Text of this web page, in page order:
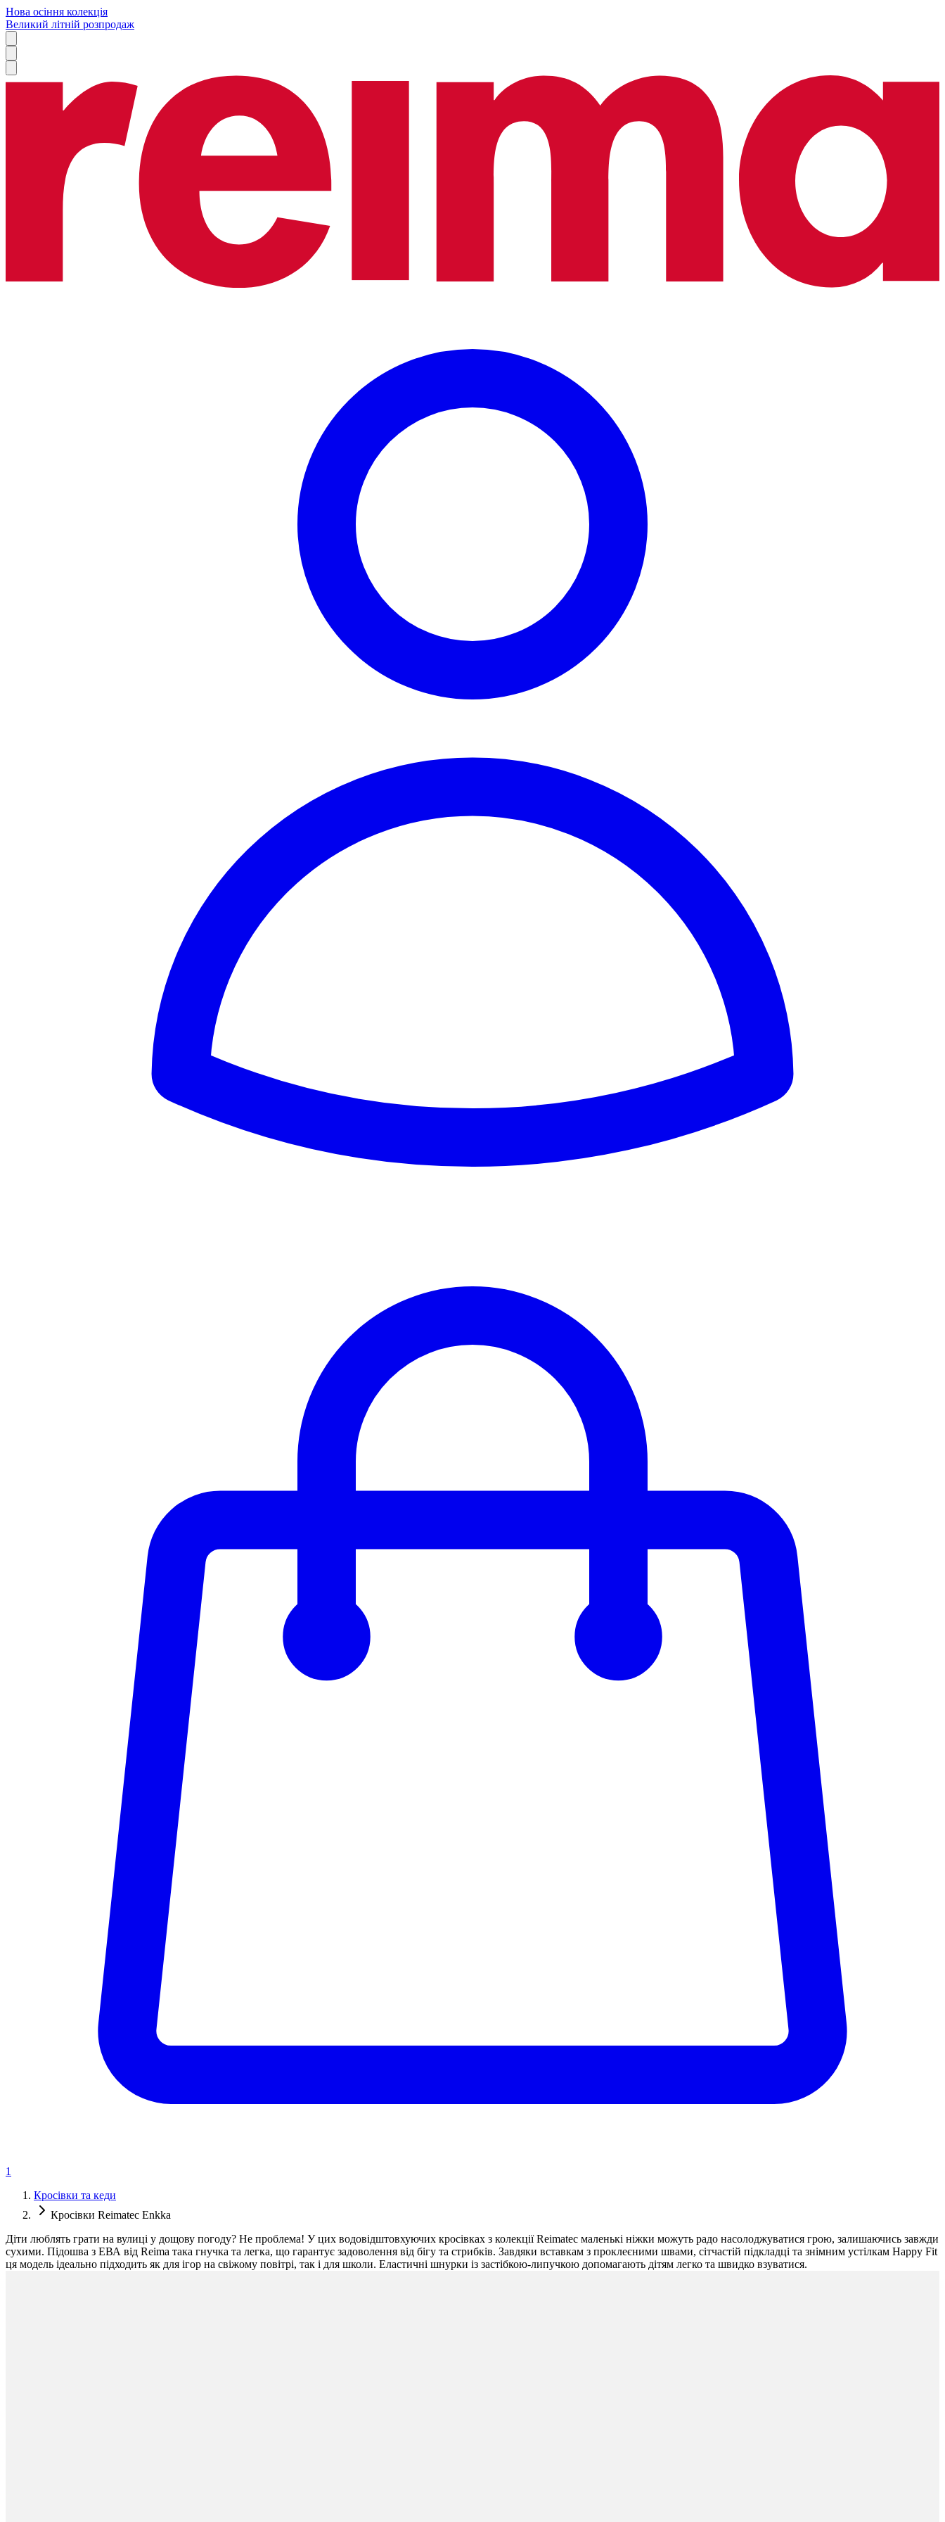
Нова осіння колекція
Великий літній розпродаж
1
Кросівки та кеди
Кросівки Reimatec Enkka
Діти люблять грати на вулиці у дощову погоду? Не проблема! У цих водовідштовхуючих кросівках з колекції Reimatec маленькі ніжки можуть радо насолоджуватися грою, залишаючись завжди
сухими. Підошва з ЕВА від Reima така гнучка та легка, що гарантує задоволення від бігу та стрибків. Завдяки вставкам з проклеєними швами, сітчастій підкладці та знімним устілкам Happy Fit
ця модель ідеально підходить як для ігор на свіжому повітрі, так і для школи. Еластичні шнурки із застібкою-липучкою допомагають дітям легко та швидко взуватися.